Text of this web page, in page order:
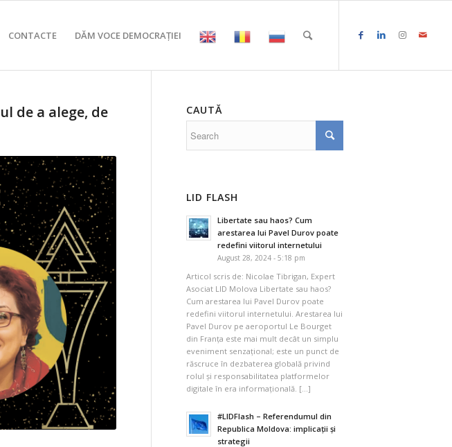
CONTACTE DĂM VOCE DEMOCRAȚIEI
de a alege, de
CAUTĂ
LID FLASH
Libertate sau haos? Cum
arestarea lui Pavel Durov poate
redefini viitorul internetului
August 28, 2024 - 5:18 pm
Articol scris de: Nicolae Tibrigan, Expert
Asociat LID Molova Libertate sau haos?
Cum arestarea lui Pavel Durov poate
redefini viitorul internetului. Arestarea lui
Pavel Durov pe aeroportul Le Bourget
din Franța este mai mult decât un simplu
eveniment senzațional; este un punct de
răscruce în dezbaterea globală privind
rolul și responsabilitatea platformelor
digitale în era informațională. […]
#LIDFlash – Referendumul din
Republica Moldova: implicații și
strategii